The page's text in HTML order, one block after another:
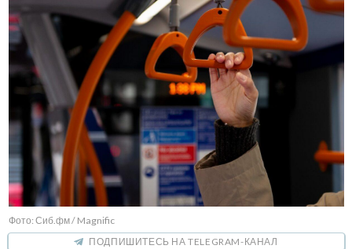
Фото: Сиб.фм / Magnific
ПОДПИШИТЕСЬ НА TELEGRAM-КАНАЛ